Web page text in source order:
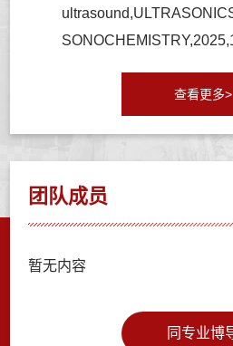
查看更多>
团队成员
暂无内容
同专业博